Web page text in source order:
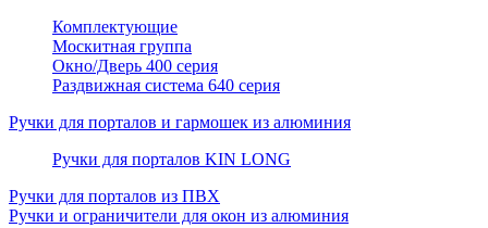
Комплектующие
Москитная группа
Окно/Дверь 400 серия
Раздвижная система 640 серия
Ручки для порталов и гармошек из алюминия
Ручки для порталов KIN LONG
Ручки для порталов из ПВХ
Ручки и ограничители для окон из алюминия